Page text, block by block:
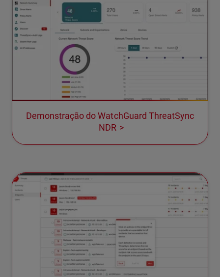
Demonstração do WatchGuard ThreatSync
NDR